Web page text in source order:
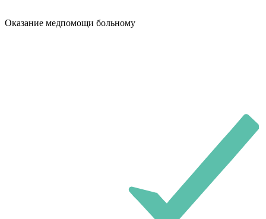
Оказание медпомощи больному